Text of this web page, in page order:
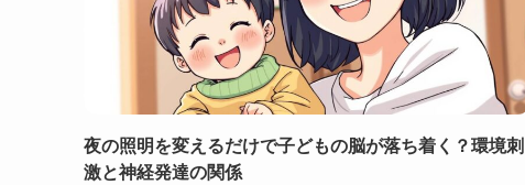
夜の照明を変えるだけで子どもの脳が落ち着く？環境刺
激と神経発達の関係